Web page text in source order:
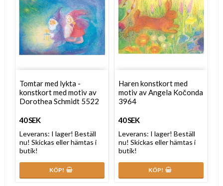
Tomtar med lykta -
konstkort med motiv av
Dorothea Schmidt 5522
40 SEK
Leverans: I lager! Beställ
nu! Skickas eller hämtas i
butik!
KÖP!
Haren konstkort med
motiv av Angela Kočonda
3964
40 SEK
Leverans: I lager! Beställ
nu! Skickas eller hämtas i
butik!
KÖP!